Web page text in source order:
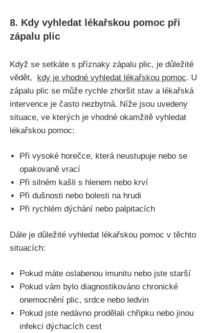
8.⁤ Kdy vyhledat lékařskou pomoc při‌
zápalu plic
Když se setkáte s příznaky zápalu plic, je důležité
vědět, ‌ kdy je vhodné vyhledat lékařskou pomoc. ‍U
zápalu plic se může rychle ‌zhoršit‌ stav⁣ a lékařská⁢
intervence je často nezbytná. Níže jsou uvedeny
situace, ve⁢ kterých je‍ vhodné okamžitě vyhledat
lékařskou pomoc:
Při vysoké horečce, která neustupuje nebo se
opakovaně ‍vrací
Při silném​ kašli s hlenem nebo ‌krví
Při dušnosti nebo bolesti ⁤na hrudi
Při ⁢rychlém dýchání nebo ⁤palpitacích
Dále‍ je důležité ​vyhledat lékařskou pomoc v ⁣těchto
situacích:
Pokud máte ⁣oslabenou imunitu nebo jste starší
Pokud vám ⁣bylo‌ diagnostikováno ​chronické
onemocnění plic, srdce‍ nebo‍ ledvin
Pokud ‍jste nedávno‍ prodělali chřipku nebo jinou ​
infekci dýchacích cest